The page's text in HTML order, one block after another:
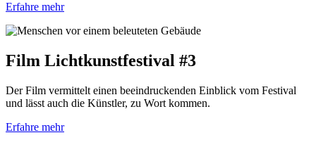
Erfahre mehr
Film Lichtkunstfestival #3
Der Film vermittelt einen beeindruckenden Einblick vom Festival
und lässt auch die Künstler, zu Wort kommen.
Erfahre mehr